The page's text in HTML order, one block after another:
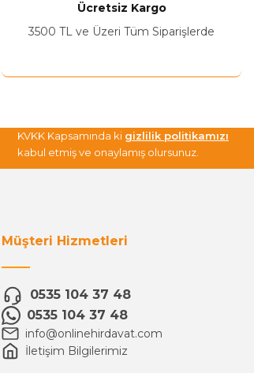
Ücretsiz Kargo
3500 TL ve Üzeri Tüm Siparişlerde
KVKK Kapsamında ki gizlilik politikamızı
kabul etmiş ve onaylamış olursunuz.
Müşteri Hizmetleri
0535 104 37 48
0535 104 37 48
info@onlinehirdavat.com
İletişim Bilgilerimiz